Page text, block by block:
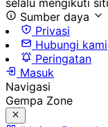
selalu mengikuti
Sumber daya
Privasi
Hubungi kami
Peringatan
Masuk
Navigasi
Gempa Zone